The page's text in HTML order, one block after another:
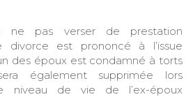
ne pas verser de prestation
divorce est prononcé à l’issue
des époux est condamné à torts
également supprimée lors
niveau de vie de l’ex-époux